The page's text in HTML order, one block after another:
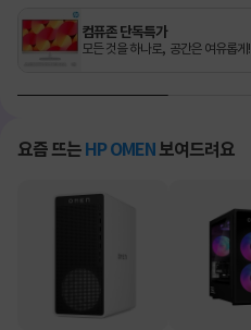
컴퓨존 단독특가
모든 것을 하나로, 공간은 여유롭게!
요즘 뜨는 HP OMEN 보여드려요